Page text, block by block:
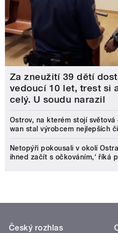
Za zneužití 39 dětí
vedoucí 10 let, trest si
celý. U soudu narazil
Ostrov, na kterém stojí světová
wan stal výrobcem nejlepších
Netopýři pokousali v okolí
ihned začít s očkováním,‘ říká
Český rozhlas